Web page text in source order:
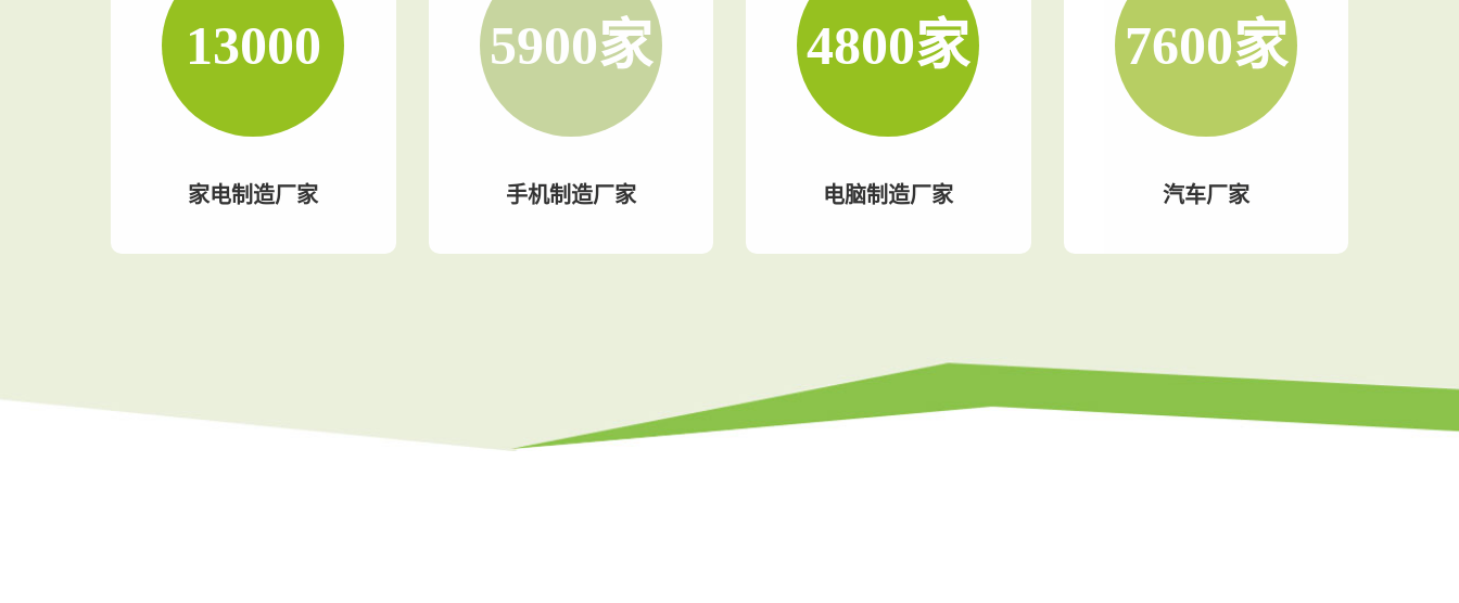
13000
家电制造厂家
5900家
手机制造厂家
4800家
电脑制造厂家
7600家
汽车厂家